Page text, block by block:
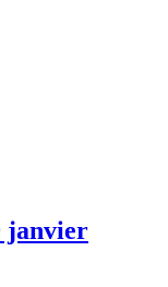
janvier